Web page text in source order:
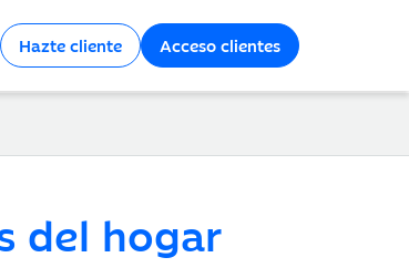
Hazte cliente Acceso clientes
del hogar